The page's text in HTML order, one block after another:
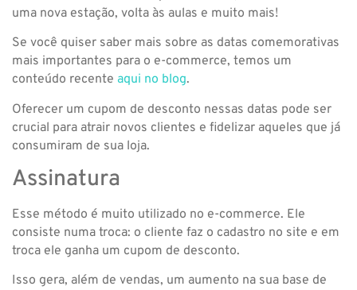
uma nova estação, volta às aulas e muito mais!
Se você quiser saber mais sobre as datas comemorativas
mais importantes para o e-commerce, temos um
conteúdo recente aqui no blog.
Oferecer um cupom de desconto nessas datas pode ser
crucial para atrair novos clientes e fidelizar aqueles que já
consumiram de sua loja.
Assinatura
Esse método é muito utilizado no e-commerce. Ele
consiste numa troca: o cliente faz o cadastro no site e em
troca ele ganha um cupom de desconto.
Isso gera, além de vendas, um aumento na sua base de